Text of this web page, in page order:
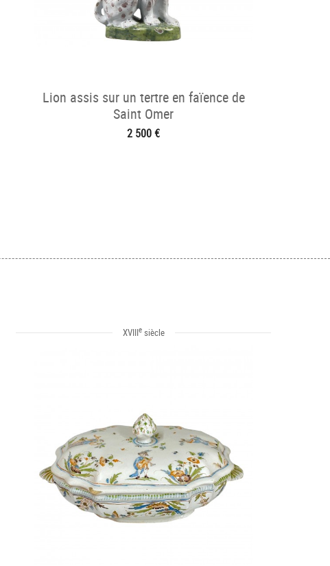
Lion assis sur un tertre en faïence de
Saint Omer
2 500 €
XVIIIesiècle